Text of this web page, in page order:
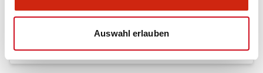
Auswahl erlauben
EU2B Datasheet